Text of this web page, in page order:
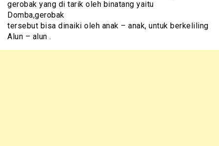
gerobak yang di tarik oleh binatang yaitu
Domba,gerobak
tersebut bisa dinaiki oleh anak – anak, untuk berkeliling
Alun – alun .